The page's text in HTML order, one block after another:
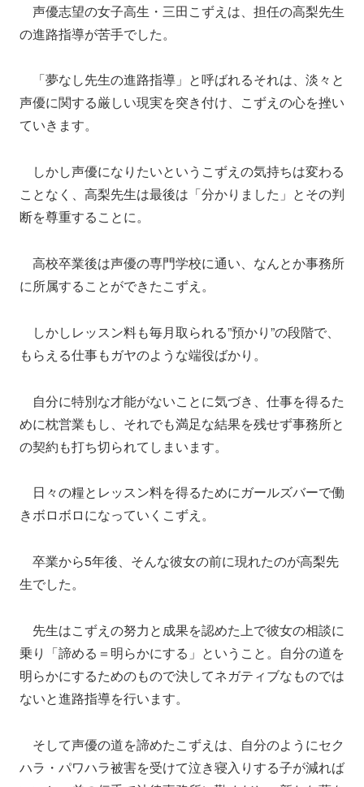
声優志望の女子高生・三田こずえは、担任の高梨先生
の進路指導が苦手でした。
「夢なし先生の進路指導」と呼ばれるそれは、淡々と
声優に関する厳しい現実を突き付け、こずえの心を挫い
ていきます。
しかし声優になりたいというこずえの気持ちは変わる
ことなく、高梨先生は最後は「分かりました」とその判
断を尊重することに。
高校卒業後は声優の専門学校に通い、なんとか事務所
に所属することができたこずえ。
しかしレッスン料も毎月取られる”預かり”の段階で、
もらえる仕事もガヤのような端役ばかり。
自分に特別な才能がないことに気づき、仕事を得るた
めに枕営業もし、それでも満足な結果を残せず事務所と
の契約も打ち切られてしまいます。
日々の糧とレッスン料を得るためにガールズバーで働
きボロボロになっていくこずえ。
卒業から5年後、そんな彼女の前に現れたのが高梨先
生でした。
先生はこずえの努力と成果を認めた上で彼女の相談に
乗り「諦める＝明らかにする」ということ。自分の道を
明らかにするためのもので決してネガティブなものでは
ないと進路指導を行います。
そして声優の道を諦めたこずえは、自分のようにセク
ハラ・パワハラ被害を受けて泣き寝入りする子が減れば